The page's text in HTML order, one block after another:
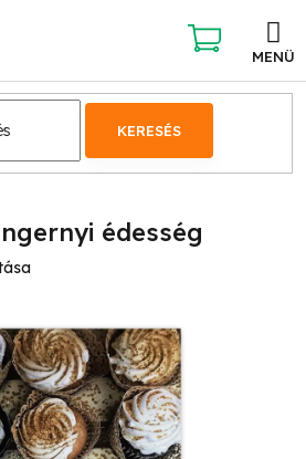
KERESÉS
KOSÁR
édesség